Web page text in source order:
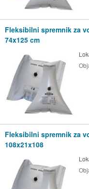
Fleksibilni spremnik za
74x125 cm
Fleksibilni spremnik za
108x21x108